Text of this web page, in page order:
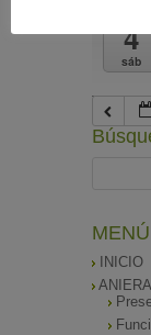
4
sáb
INICIO